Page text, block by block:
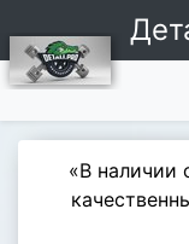
«В наличии